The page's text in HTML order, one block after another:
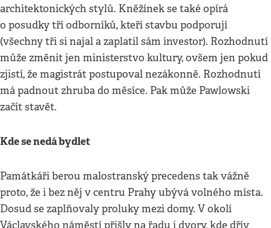
architektonických stylů. Kněžínek se také opírá
o posudky tří odborníků, kteří stavbu podporují
(všechny tři si najal a zaplatil sám investor). Rozhodnutí
může změnit jen ministerstvo kultury, ovšem jen pokud
zjistí, že magistrát postupoval nezákonně. Rozhodnutí
má padnout zhruba do měsíce. Pak může Pawlowski
začít stavět.
Kde se nedá bydlet
Památkáři berou malostranský precedens tak vážně
proto, že i bez něj v centru Prahy ubývá volného místa.
Dosud se zaplňovaly proluky mezi domy. V okolí
Václavského náměstí přišly na řadu i dvory, kde dřív